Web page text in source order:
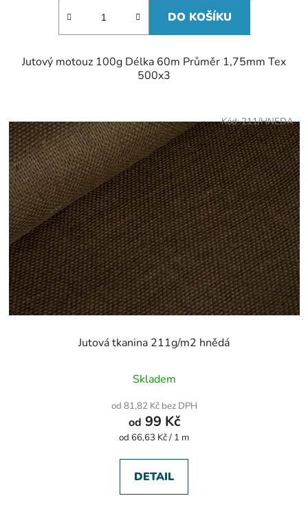
DO KOŠÍKU
Jutový motouz 100g Délka 60m Průměr 1,75mm Tex
500x3
Jutová tkanina 211g/m2 hnědá
hodnocení
je
5,0
z
hvězdiček.
Skladem
od 81,82 Kč bez DPH
od 99 Kč
Měrná
od 66,63 Kč / 1 m
DETAIL
Kód:211/HNEDA